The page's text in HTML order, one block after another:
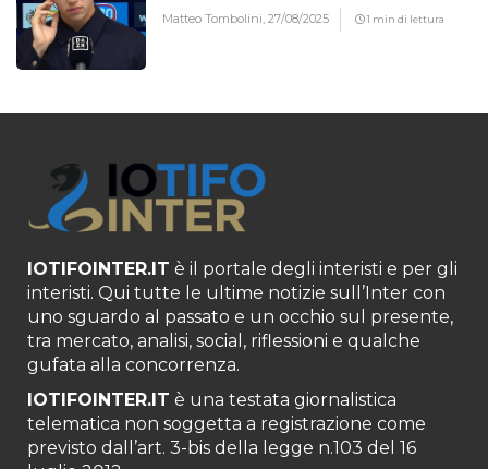
Matteo Tombolini,27/08/2025 1 min di lettura
IOTIFOINTER.IT è il portale degli interisti e per gli
interisti. Qui tutte le ultime notizie sull’Inter con
uno sguardo al passato e un occhio sul presente,
tra mercato, analisi, social, riflessioni e qualche
gufata alla concorrenza.
IOTIFOINTER.IT è una testata giornalistica
telematica non soggetta a registrazione come
previsto dall’art. 3-bis della legge n.103 del 16